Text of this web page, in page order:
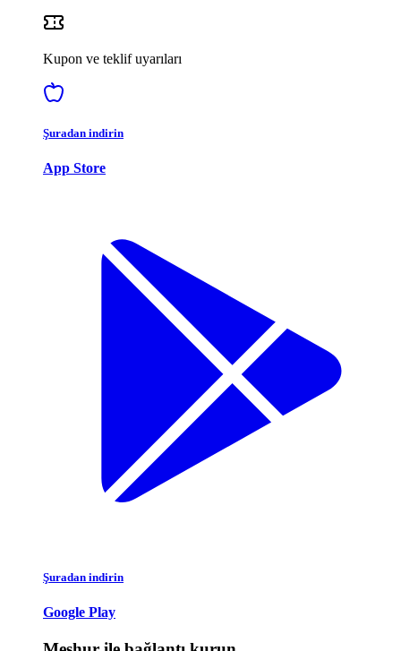
Kupon ve teklif uyarıları
Şuradan indirin
App Store
Şuradan indirin
Google Play